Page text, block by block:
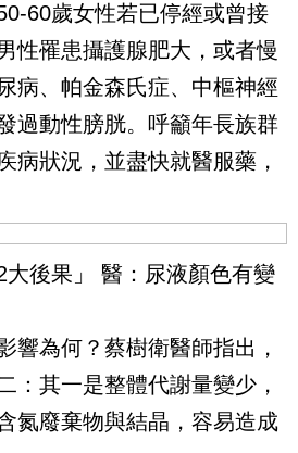
60歲女性若已停經或曾接
性罹患攝護腺肥大，或者慢
病、帕金森氏症、中樞神經
過動性膀胱。呼籲年長族群
病狀況，並盡快就醫服藥，
大後果」 醫：尿液顏色有變
響為何？蔡樹衛醫師指出，
：其一是整體代謝量變少，
氮廢棄物與結晶，容易造成